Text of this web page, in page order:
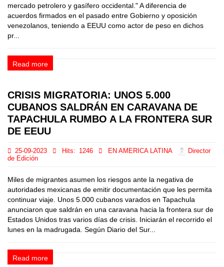
mercado petrolero y gasífero occidental." A diferencia de
acuerdos firmados en el pasado entre Gobierno y oposición
venezolanos, teniendo a EEUU como actor de peso en dichos
pr...
Read more
CRISIS MIGRATORIA: UNOS 5.000
CUBANOS SALDRÁN EN CARAVANA DE
TAPACHULA RUMBO A LA FRONTERA SUR
DE EEUU
25-09-2023 Hits: 1246 EN AMERICA LATINA
Director
de Edición
Miles de migrantes asumen los riesgos ante la negativa de
autoridades mexicanas de emitir documentación que les permita
continuar viaje. Unos 5.000 cubanos varados en Tapachula
anunciaron que saldrán en una caravana hacia la frontera sur de
Estados Unidos tras varios días de crisis. Iniciarán el recorrido el
lunes en la madrugada. Según Diario del Sur...
Read more